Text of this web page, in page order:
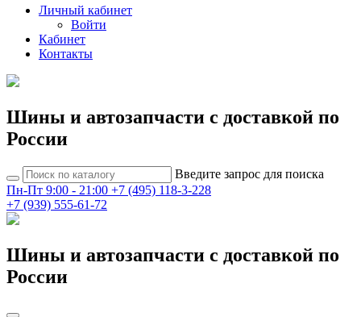
Личный кабинет
Войти
Кабинет
Контакты
Шины и автозапчасти с доставкой по
России
Введите запрос для поиска
Пн-Пт 9:00 - 21:00 +7 (495) 118-3-228
+7 (939) 555-61-72
Шины и автозапчасти с доставкой по
России